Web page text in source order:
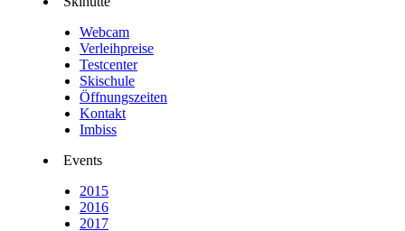
Webcam
Verleihpreise
Testcenter
Skischule
Öffnungszeiten
Kontakt
Imbiss
Events
2015
2016
2017